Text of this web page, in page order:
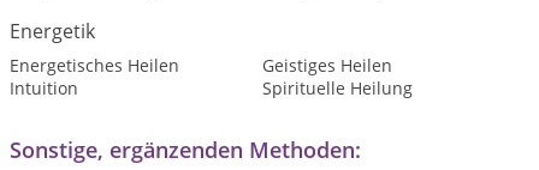
Energetik
Energetisches Heilen
Geistiges Heilen
Intuition
Spirituelle Heilung
Sonstige, ergänzenden Methoden: